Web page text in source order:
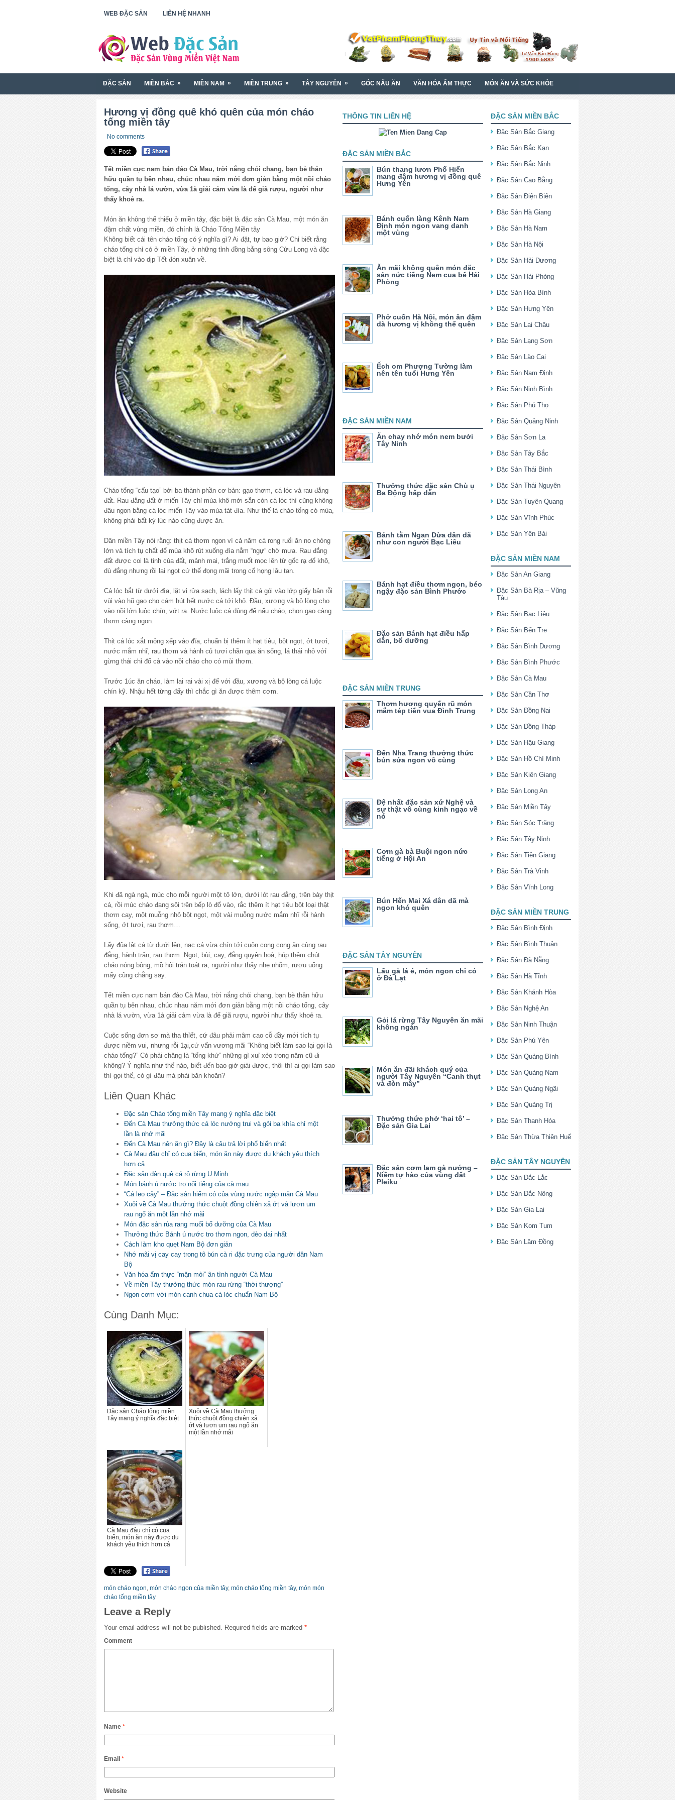
WEB ĐẶC SẢN LIÊN HỆ NHANH
ĐẶC SẢN MIỀN BẮC » MIỀN NAM » MIỀN TRUNG » TÂY NGUYÊN » GÓC NẤU ĂN VĂN HÓA ẨM THỰC MÓN ĂN VÀ SỨC KHỎE
Hương vị đồng quê khó quên của món cháo
tống miền tây
No comments
Tết miền cực nam bán đảo Cà Mau, trời nắng chói chang, bạn bè thân
hữu quần tụ bên nhau, chúc nhau năm mới đơn giản bằng một nồi cháo
tống, cây nhà lá vườn, vừa 1à giải cảm vừa là để giã rượu, người như
thấy khoẻ ra.
Món ăn không thể thiếu ở miền tây, đặc biệt là đặc sản Cà Mau, một món ăn
đậm chất vùng miền, đó chính là Cháo Tống Miền tây
Không biết cái tên cháo tống có ý nghĩa gì? Ai đặt, tự bao giờ? Chỉ biết rằng
cháo tống chỉ có ở miền Tây, ở những tỉnh đồng bằng sông Cửu Long và đặc
biệt là chỉ vào dịp Tết đón xuân về.
Cháo tổng “cấu tạo” bởi ba thành phần cơ bản: gạo thơm, cá lóc và rau đắng
đất. Rau đắng đất ở miến Tây chỉ mùa khô mới sẵn còn cá lóc thì cũng không
đâu ngon bằng cá lóc miển Tây vào mùa tát đìa. Như thế là cháo tổng có mùa,
không phải bất kỳ lúc nào cũng được ăn.
Dân miền Tây nói rằng: thịt cá thơm ngon vì cả năm cá rong ruổi ăn no chóng
lớn và tích tụ chất để mùa khô rút xuống đìa nằm “ngự” chờ mưa. Rau đắng
đất được coi là tinh của đất, mảnh mai, trắng muốt mọc lên từ gốc rạ đổ khô,
dù đắng nhưng rồi lại ngọt cứ thế đọng mãi trong cổ họng lâu tan.
Cá lóc bắt từ dưới đìa, lặt vi rửa sạch, lách lấy thịt cá gói vào lớp giấy bản rỗi
vùi vào hũ gạo cho cám hút hết nước cá tới khô. Đầu, xương và bộ lòng cho
vào nồi lớn luộc chín, vớt ra. Nước luộc cá dùng để nấu cháo, chọn gạo càng
thơm càng ngon.
Thịt cá lóc xắt mỏng xếp vào đĩa, chuẩn bị thêm ít hạt tiêu, bột ngọt, ớt tươi,
nước mắm nhĩ, rau thơm và hành củ tươi chần qua ăn sống, lá thái nhỏ vớỉ
gừng thái chỉ đổ cả vào nồi cháo cho có mùi thơm.
Trước 1úc ăn cháo, làm lai rai vài xị đế với đầu, xương và bộ lòng cá luộc
chín kỹ. Nhậu hết từng đấy thì chắc gì ăn được thêm cơm.
Khi đã ngà ngà, múc cho mỗi người một tô lớn, dưới lót rau đắng, trên bày thịt
cá, rồi múc cháo đang sôi trên bếp lò đổ vào, rắc thêm ít hạt tiêu bột loại thật
thơm cay, một muỗng nhỏ bột ngọt, một vài muỗng nước mắm nhĩ rỗi hành
sống, ớt tươi, rau thơm…
Lấy đũa lật cá từ dưới lên, nạc cá vừa chín tới cuộn cong cong ăn cùng rau
đắng, hành trấn, rau thơm. Ngọt, bùi, cay, đắng quyện hoà, húp thêm chút
cháo nóng bỏng, mồ hôi trán toát ra, người như thấy nhẹ nhõm, rượu uống
mấy cũng chẳng say.
Tết miền cực nam bán đảo Cà Mau, trời nắng chói chang, bạn bè thân hữu
quần tụ bên nhau, chúc nhau năm mới đơn giản bằng một nồi cháo tống, cây
nhà lá vườn, vừa 1à giải cảm vừa là để giã rượu, người như thấy khoẻ ra.
Cuộc sống đơn sơ mà tha thỉết, cứ đâu phải mâm cao cỗ đầy mới tích tụ
được niềm vui, nhưng rỗi 1ại,cứ vẩn vương mãi “Không biết làm sao lại gọi là
cháo tống?” Có phải chăng là “tống khứ” những gì xuỉ xẻo trong năm cũ đi
không? Ý nghĩa như thế nào, biết đến bao giờ giải được, thôi thì ai gọi làm sao
thì gọi thế, có gì đâu mà phải băn khoăn?
Liên Quan Khác
Đặc sản Cháo tống miền Tây mang ý nghĩa đặc biệt
Đến Cà Mau thưởng thức cá lóc nướng trui và gỏi ba khía chỉ một
lần là nhớ mãi
Đến Cà Mau nên ăn gì? Đây là câu trả lời phổ biến nhất
Cà Mau đâu chỉ có cua biển, món ăn này được du khách yêu thích
hơn cả
Đặc sản dân quê cá rô rừng U Minh
Món bánh ú nước tro nổi tiếng của cà mau
“Cá leo cây” – Đặc sản hiếm có của vùng nước ngập mặn Cà Mau
Xuôi về Cà Mau thưởng thức chuột đồng chiên xả ớt và lươn um
rau ngổ ăn một lần nhớ mãi
Món đặc sản rùa rang muối bổ dưỡng của Cà Mau
Thưởng thức Bánh ú nước tro thơm ngon, dẻo dai nhất
Cách làm kho quẹt Nam Bộ đơn giản
Nhớ mãi vị cay cay trong tô bún cà ri đặc trưng của người dân Nam
Bộ
Văn hóa ẩm thực “mặn mòi” ân tình người Cà Mau
Về miền Tây thưởng thức món rau rừng “thời thượng”
Ngon cơm với món canh chua cá lóc chuẩn Nam Bộ
Cùng Danh Mục:
Đặc sản Cháo tống miền
Tây mang ý nghĩa đặc biệt
Xuôi về Cà Mau thưởng
thức chuột đồng chiên xả
ớt và lươn um rau ngổ ăn
một lần nhớ mãi
Cà Mau đâu chỉ có cua
biển, món ăn này được du
khách yêu thích hơn cả
món cháo ngon, món cháo ngon của miền tây, món cháo tống miền tây, món món
cháo tống miền tây
Leave a Reply
Your email address will not be published. Required fields are marked *
Comment
Name *
Email *
Website
THÔNG TIN LIÊN HỆ
ĐẶC SẢN MIỀN BẮC
Bún thang lươn Phố Hiến
mang đậm hương vị đồng quê
Hưng Yên
Bánh cuốn làng Kênh Nam
Định món ngon vang danh
một vùng
Ăn mãi không quên món đặc
sản nức tiếng Nem cua bể Hải
Phòng
Phở cuốn Hà Nội, món ăn đậm
dà hương vị không thể quên
Ếch om Phượng Tường làm
nên tên tuổi Hưng Yên
ĐẶC SẢN MIỀN NAM
Ăn chay nhớ món nem bưởi
Tây Ninh
Thưởng thức đặc sản Chù ụ
Ba Động hấp dẫn
Bánh tằm Ngan Dừa dân dã
như con người Bạc Liêu
Bánh hạt điều thơm ngon, béo
ngậy đặc sản Bình Phước
Đặc sản Bánh hạt điều hấp
dẫn, bổ dưỡng
ĐẶC SẢN MIỀN TRUNG
Thơm hương quyến rũ món
mắm tép tiến vua Đình Trung
Đến Nha Trang thưởng thức
bún sứa ngon vô cùng
Đệ nhất đặc sản xứ Nghệ và
sự thật vô cùng kinh ngạc về
nó
Cơm gà bà Buội ngon nức
tiếng ở Hội An
Bún Hến Mai Xá dân dã mà
ngon khó quên
ĐẶC SẢN TÂY NGUYÊN
Lẩu gà lá é, món ngon chỉ có
ở Đà Lạt
Gỏi lá rừng Tây Nguyên ăn mãi
không ngán
Món ăn đãi khách quý của
người Tây Nguyên “Canh thụt
và đòn mây”
Thưởng thức phở ‘hai tô’ –
Đặc sản Gia Lai
Đặc sản cơm lam gà nướng –
Niềm tự hào của vùng đất
Pleiku
ĐẶC SẢN MIỀN BẮC
Đặc Sản Bắc Giang
Đặc Sản Bắc Kạn
Đặc Sản Bắc Ninh
Đặc Sản Cao Bằng
Đặc Sản Điện Biên
Đặc Sản Hà Giang
Đặc Sản Hà Nam
Đặc Sản Hà Nội
Đặc Sản Hải Dương
Đặc Sản Hải Phòng
Đặc Sản Hòa Bình
Đặc Sản Hưng Yên
Đặc Sản Lai Châu
Đặc Sản Lạng Sơn
Đặc Sản Lào Cai
Đặc Sản Nam Định
Đặc Sản Ninh Bình
Đặc Sản Phú Thọ
Đặc Sản Quảng Ninh
Đặc Sản Sơn La
Đặc Sản Tây Bắc
Đặc Sản Thái Bình
Đặc Sản Thái Nguyên
Đặc Sản Tuyên Quang
Đặc Sản Vĩnh Phúc
Đặc Sản Yên Bái
ĐẶC SẢN MIỀN NAM
Đặc Sản An Giang
Đặc Sản Bà Rịa – Vũng
Tàu
Đặc Sản Bạc Liêu
Đặc Sản Bến Tre
Đặc Sản Bình Dương
Đặc Sản Bình Phước
Đặc Sản Cà Mau
Đặc Sản Cần Thơ
Đặc Sản Đồng Nai
Đặc Sản Đồng Tháp
Đặc Sản Hậu Giang
Đặc Sản Hồ Chí Minh
Đặc Sản Kiên Giang
Đặc Sản Long An
Đặc Sản Miền Tây
Đặc Sản Sóc Trăng
Đặc Sản Tây Ninh
Đặc Sản Tiền Giang
Đặc Sản Trà Vinh
Đặc Sản Vĩnh Long
ĐẶC SẢN MIỀN TRUNG
Đặc Sản Bình Định
Đặc Sản Bình Thuận
Đặc Sản Đà Nẵng
Đặc Sản Hà Tĩnh
Đặc Sản Khánh Hòa
Đặc Sản Nghệ An
Đặc Sản Ninh Thuận
Đặc Sản Phú Yên
Đặc Sản Quảng Bình
Đặc Sản Quảng Nam
Đặc Sản Quảng Ngãi
Đặc Sản Quảng Trị
Đặc Sản Thanh Hóa
Đặc Sản Thừa Thiên Huế
ĐẶC SẢN TÂY NGUYÊN
Đặc Sản Đắc Lắc
Đặc Sản Đắc Nông
Đặc Sản Gia Lai
Đặc Sản Kom Tum
Đặc Sản Lâm Đồng